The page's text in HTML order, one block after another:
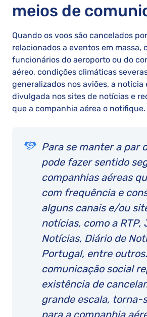
meios de
Quando os voos são cancelados
relacionados a eventos em massa,
funcionários do aeroporto ou do
aéreo, condições climáticas
generalizados nos aviões, a notícia
divulgada nos sites de notícias e
que a companhia aérea o notifique.
Para se manter a par
pode fazer sentido
companhias aéreas
com frequência e
alguns canais e/ou
notícias, como a RTP,
Notícias, Diário de
Portugal, entre
comunicação social
existência de
grande escala, torna-
para a companhia